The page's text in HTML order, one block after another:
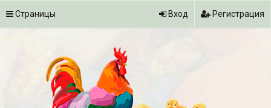
Страницы Вход Регистрация